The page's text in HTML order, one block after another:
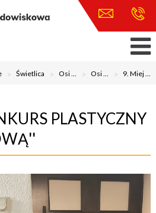
> Świetlica > Osi ... > Osi ... > 9. Miej ...
PLASTYCZNY